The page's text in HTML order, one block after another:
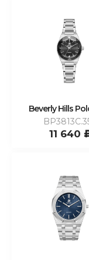
Beverly Hills
11 640